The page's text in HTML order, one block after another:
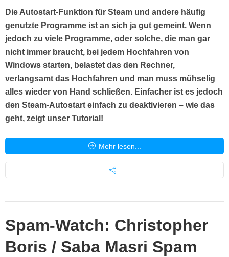
Die Autostart-Funktion für Steam und andere häufig
genutzte Programme ist an sich ja gut gemeint. Wenn
jedoch zu viele Programme, oder solche, die man gar
nicht immer braucht, bei jedem Hochfahren von
Windows starten, belastet das den Rechner,
verlangsamt das Hochfahren und man muss mühselig
alles wieder von Hand schließen. Einfacher ist es jedoch
den Steam-Autostart einfach zu deaktivieren – wie das
geht, zeigt unser Tutorial!
Mehr lesen...
Spam-Watch: Christopher
Boris / Saba Masri Spam